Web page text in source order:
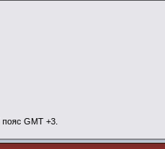
пояс GMT +3.